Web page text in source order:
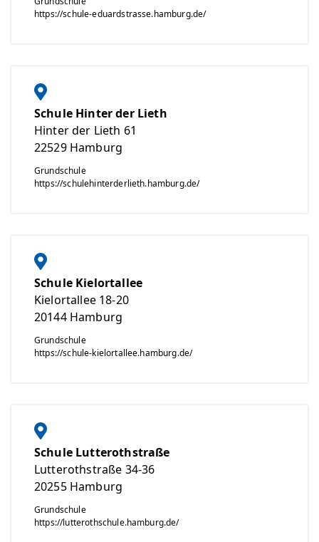
https://schule-eduardstrasse.hamburg.de/
Schule Hinter der Lieth
Hinter der Lieth 61
22529 Hamburg
Grundschule
https://schulehinterderlieth.hamburg.de/
Schule Kielortallee
Kielortallee 18-20
20144 Hamburg
Grundschule
https://schule-kielortallee.hamburg.de/
Schule Lutterothstraße
Lutterothstraße 34-36
20255 Hamburg
Grundschule
https://lutterothschule.hamburg.de/